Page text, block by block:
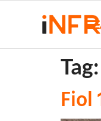
Tag:
Fiol